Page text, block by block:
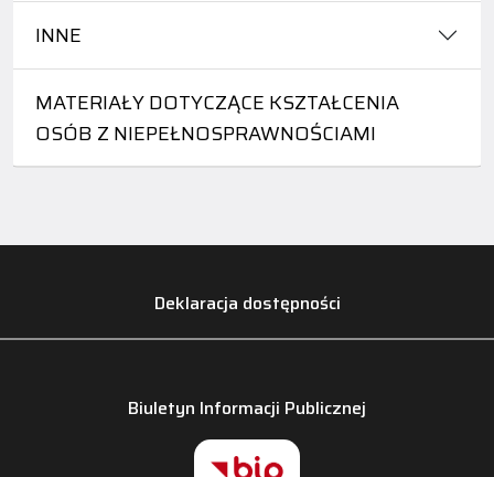
INNE
MATERIAŁY DOTYCZĄCE KSZTAŁCENIA
OSÓB Z NIEPEŁNOSPRAWNOŚCIAMI
Deklaracja dostępności
Biuletyn Informacji Publicznej